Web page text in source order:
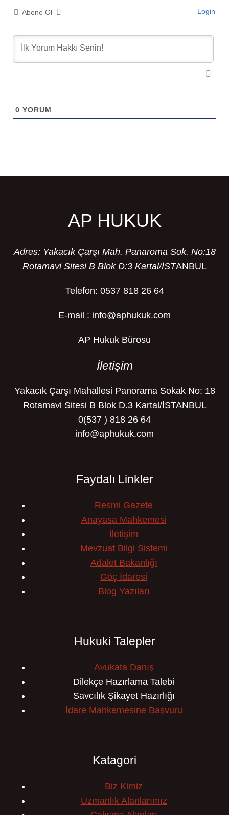
Abone Ol Login
0 YORUM
AP HUKUK
Adres: Yakacık Çarşı Mah. Panaroma Sok. No:18
Rotamavi Sitesi B Blok D:3 Kartal/İSTANBUL
Telefon: 0537 818 26 64
E-mail : info@aphukuk.com
AP Hukuk Bürosu
İletişim
Yakacık Çarşı Mahallesi Panorama Sokak No: 18
Rotamavi Sitesi B Blok D.3 Kartal/İSTANBUL
0(537 ) 818 26 64
info@aphukuk.com
Faydalı Linkler
Resmi Gazete
Anayasa Mahkemesi
İletişim
Mevzuat Bilgi Sistemi
Adalet Bakanlığı
Göç İdaresi
Blog Yazıları
Hukuki Talepler
Avukata Danış
Dilekçe Hazırlama Talebi
Savcılık Şikayet Hazırlığı
İdare Mahkemesine Başvuru
Katagori
Biz Kimiz
Uzmanlık Alanlarımız